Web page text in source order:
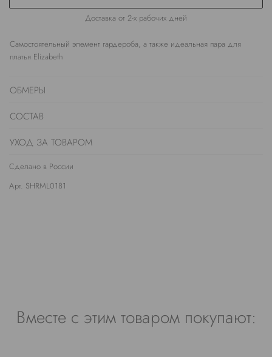
Доставка от 2-х рабочих дней
Самостоятельный элемент гардероба, а также идеальная пара для
платья Elizabeth
ОБМЕРЫ
СОСТАВ
УХОД ЗА ТОВАРОМ
Сделано в России
Арт. SHRML0181
Вместе с этим товаром покупают: